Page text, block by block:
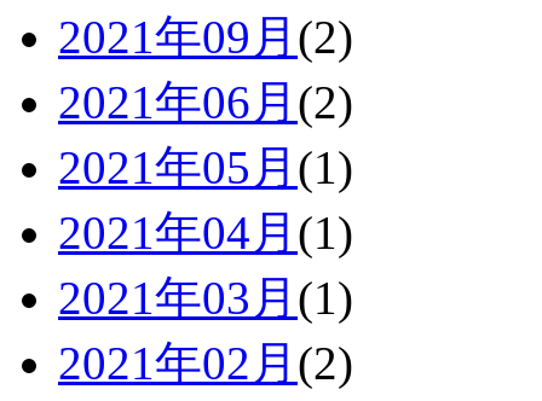
2021年09月 (2)
2021年06月 (2)
2021年05月 (1)
2021年04月 (1)
2021年03月 (1)
2021年02月 (2)